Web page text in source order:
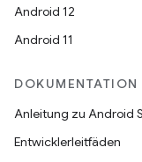
Android 12
Android 11
Anleitung zu Android
Entwicklerleitfäden